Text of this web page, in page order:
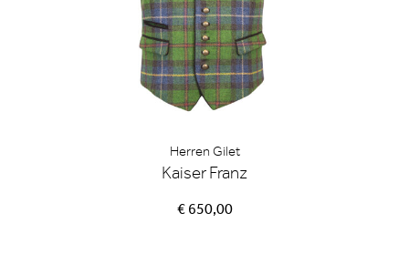
Herren Gilet
Kaiser Franz
€ 650,00